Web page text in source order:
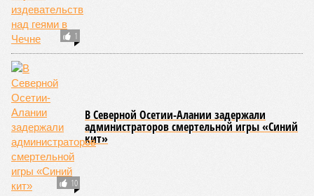
1
10
В Северной Осетии-Алании задержали
администраторов смертельной игры «Синий
кит»